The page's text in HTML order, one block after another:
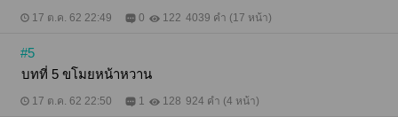
17 ต.ค. 62 22:49 0 122 4039 คำ (17 หน้า)
#5
บทที่ 5 ขโมยหน้าหวาน
17 ต.ค. 62 22:50 1 128 924 คำ (4 หน้า)